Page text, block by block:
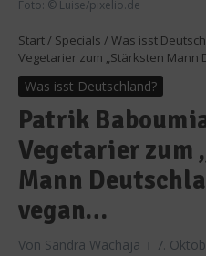
Foto: © Luise/pixelio.de
Start / Specials / Was isst
Vegetarier zum „Stärksten
Was isst Deutschland?
Patrik
Vegetarier zum
Mann
vegan…
Von Sandra Wachaja 7.